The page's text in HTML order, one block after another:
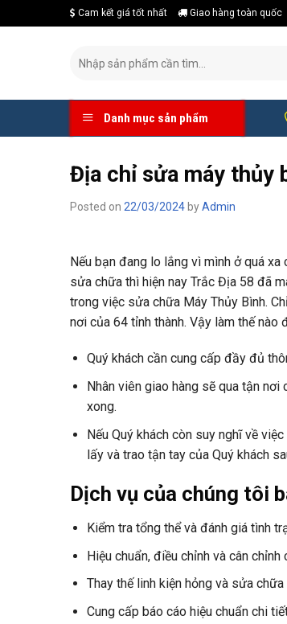
to
Cam kết giá tốt nhất Giao hàng toàn quốc
kiếm:
Danh mục sản phẩm
Địa chỉ sửa máy thủy
Posted on 22/03/2024byAdmin
Nếu bạn đang lo lắng vì mình ở quá
sửa chữa thì hiện nay Trắc Địa 58 đã
trong việc sửa chữa Máy Thủy Bình.
nơi của 64 tỉnh thành. Vậy làm thế
Quý khách cần cung cấp đầy đủ
Nhân viên giao hàng sẽ qua tận
xong.
Nếu Quý khách còn suy nghĩ về
lấy và trao tận tay của Quý khách
Dịch vụ của chúng tôi
Kiểm tra tổng thể và đánh giá tình
Hiệu chuẩn, điều chỉnh và cân chỉnh
Thay thế linh kiện hỏng và sửa
Cung cấp báo cáo hiệu chuẩn chi